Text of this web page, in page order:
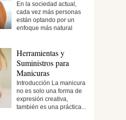
En la sociedad actual,
cada vez más personas
están optando por un
enfoque más natural
Herramientas y
Suministros para
Manicuras
Introducción La manicura
no es solo una forma de
expresión creativa,
también es una práctica...